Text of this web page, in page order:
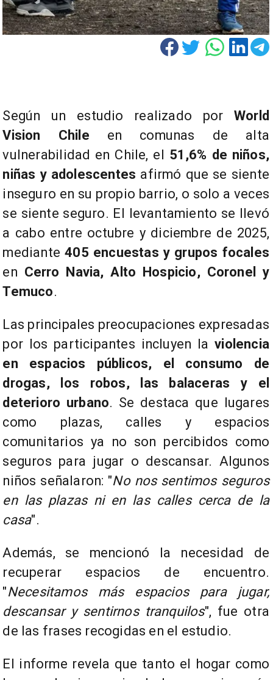
Según un estudio realizado por World
Vision Chile en comunas de alta
vulnerabilidad en Chile, el 51,6% de niños,
niñas y adolescentes afirmó que se siente
inseguro en su propio barrio, o solo a veces
se siente seguro. El levantamiento se llevó
a cabo entre octubre y diciembre de 2025,
mediante405 encuestas y grupos focales
en Cerro Navia, Alto Hospicio, Coronel y
Temuco.
Las principales preocupaciones expresadas
por los participantes incluyen laviolencia
en espacios públicos, el consumo de
drogas, los robos, las balaceras y el
deterioro urbano. Se destaca que lugares
como plazas, calles y espacios
comunitarios ya no son percibidos como
seguros para jugar o descansar. Algunos
niños señalaron: "No nos sentimos seguros
en las plazas ni en las calles cerca de la
casa".
Además, se mencionó la necesidad de
recuperar espacios de encuentro.
"Necesitamos más espacios para jugar,
descansar y sentirnos tranquilos", fue otra
de las frases recogidas en el estudio.
El informe revela que tanto el hogar como